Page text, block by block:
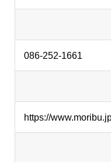
086-252-1661
https://